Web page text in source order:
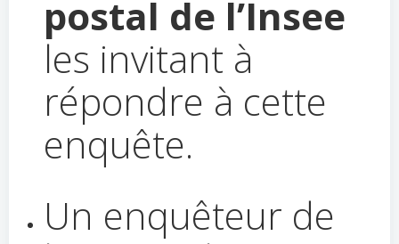
postal de l’Insee
les invitant à
répondre à cette
enquête.
Un enquêteur de